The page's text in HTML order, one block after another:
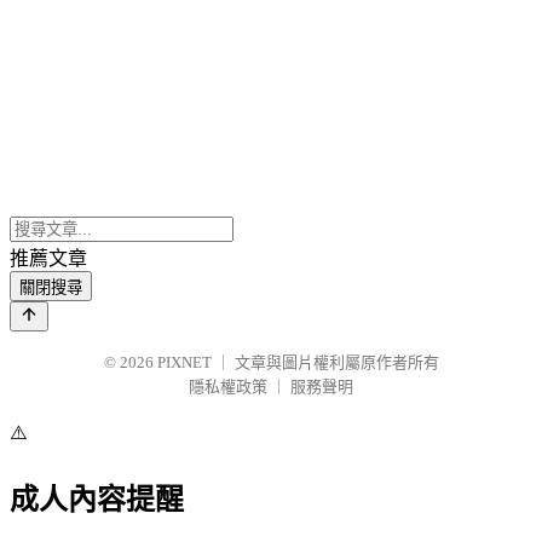
推薦文章
關閉搜尋
© 2026 PIXNET
文章與圖片權利屬原作者所有
隱私權政策
服務聲明
⚠️
成人內容提醒